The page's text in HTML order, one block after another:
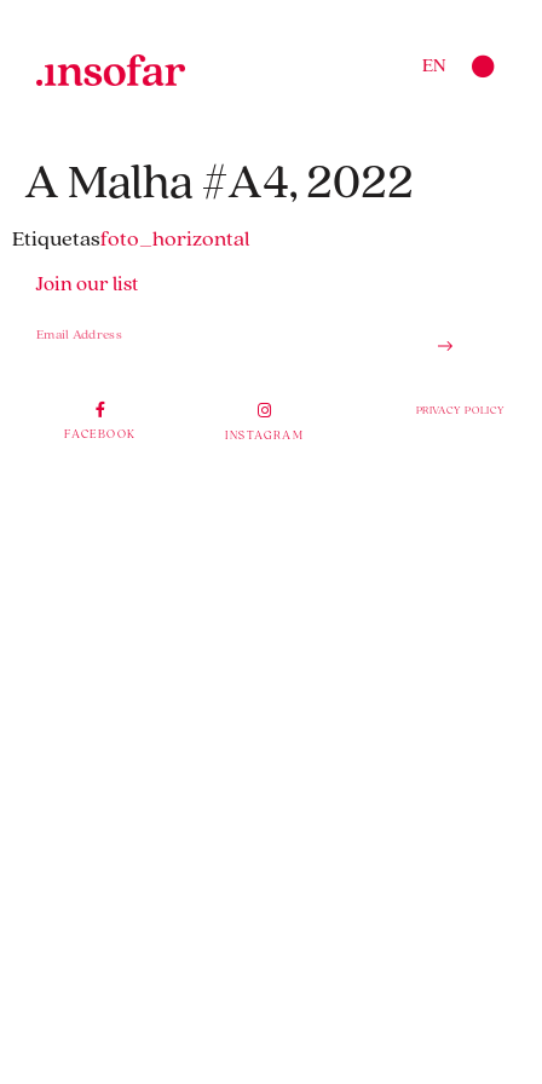
EN
A Malha #A4, 2022
Etiquetasfoto_horizontal
Join our list
FACEBOOK INSTAGRAM
PRIVACY POLICY